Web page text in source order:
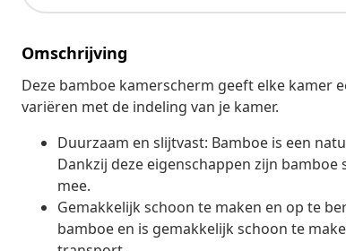
Omschrijving
Deze bamboe kamerscherm geeft elke kamer
variëren met de indeling van je kamer.
Duurzaam en slijtvast: Bamboe is een
Dankzij deze eigenschappen zijn
mee.
Gemakkelijk schoon te maken en op te
bamboe en is gemakkelijk schoon te